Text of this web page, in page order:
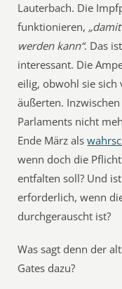
Lauterbach. Die
funktionieren,
werden kann“. Das
interessant. Die
eilig, obwohl sie sich
äußerten.
Parlaments nicht
Ende März als
wenn doch die
entfalten soll? Und
erforderlich, wenn
durchgerauscht ist?
Was sagt denn der
Gates dazu?